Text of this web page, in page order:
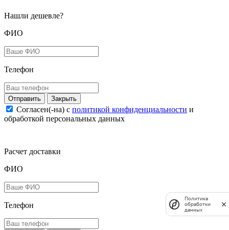
Нашли дешевле?
ФИО
Телефон
Закрыть
Согласен(-на) c политикой конфиденциальности и
обработкой персональных данных
Расчет доставки
ФИО
Телефон
Политика
обработки
данных